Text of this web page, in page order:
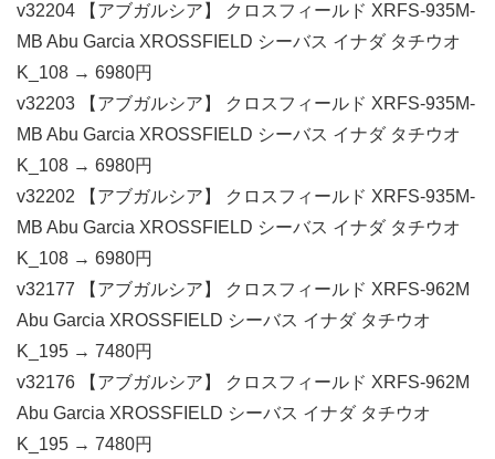
v32204 【アブガルシア】 クロスフィールド XRFS-935M-
MB Abu Garcia XROSSFIELD シーバス イナダ タチウオ
K_108 → 6980円
v32203 【アブガルシア】 クロスフィールド XRFS-935M-
MB Abu Garcia XROSSFIELD シーバス イナダ タチウオ
K_108 → 6980円
v32202 【アブガルシア】 クロスフィールド XRFS-935M-
MB Abu Garcia XROSSFIELD シーバス イナダ タチウオ
K_108 → 6980円
v32177 【アブガルシア】 クロスフィールド XRFS-962M
Abu Garcia XROSSFIELD シーバス イナダ タチウオ
K_195 → 7480円
v32176 【アブガルシア】 クロスフィールド XRFS-962M
Abu Garcia XROSSFIELD シーバス イナダ タチウオ
K_195 → 7480円